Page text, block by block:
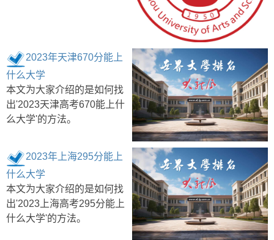
2023年天津670分能上
什么大学
本文为大家介绍的是如何找
出'2023天津高考670能上什
么大学'的方法。
2023年上海295分能上
什么大学
本文为大家介绍的是如何找
出'2023上海高考295分能上
什么大学'的方法。